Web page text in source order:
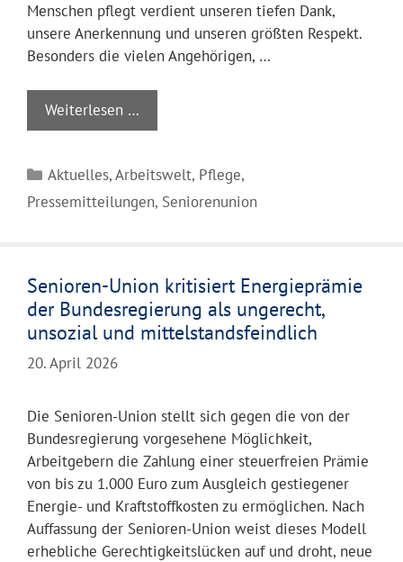
Menschen pflegt verdient unseren tiefen Dank,
unsere Anerkennung und unseren größten Respekt.
Besonders die vielen Angehörigen, …
Weiterlesen …
Kategorien
Aktuelles,Arbeitswelt, Pflege,
Pressemitteilungen, Seniorenunion
Senioren-Union kritisiert Energieprämie
der Bundesregierung als ungerecht,
unsozial und mittelstandsfeindlich
20. April 2026
Die Senioren-Union stellt sich gegen die von der
Bundesregierung vorgesehene Möglichkeit,
Arbeitgebern die Zahlung einer steuerfreien Prämie
von bis zu 1.000 Euro zum Ausgleich gestiegener
Energie- und Kraftstoffkosten zu ermöglichen. Nach
Auffassung der Senioren-Union weist dieses Modell
erhebliche Gerechtigkeitslücken auf und droht, neue